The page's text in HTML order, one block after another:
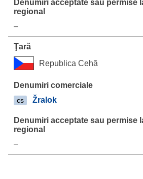
–
Republica Cehă
cs Žralok
–